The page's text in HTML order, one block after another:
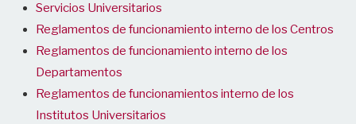
Servicios Universitarios
Reglamentos de funcionamiento interno de los Centros
Reglamentos de funcionamiento interno de los
Departamentos
Reglamentos de funcionamientos interno de los
Institutos Universitarios